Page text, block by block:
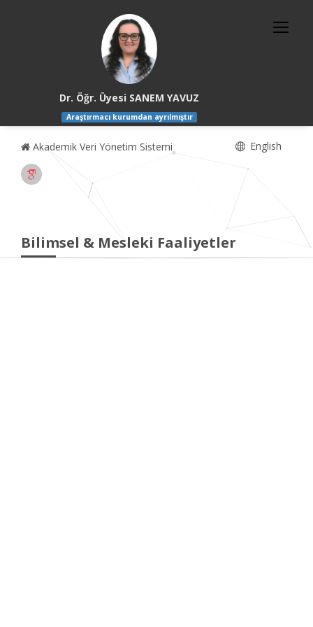
Dr. Öğr. Üyesi SANEM YAVUZ
Araştırmacı kurumdan ayrılmıştır
Akademik Veri Yönetim Sistemi English
Bilimsel & Mesleki Faaliyetler